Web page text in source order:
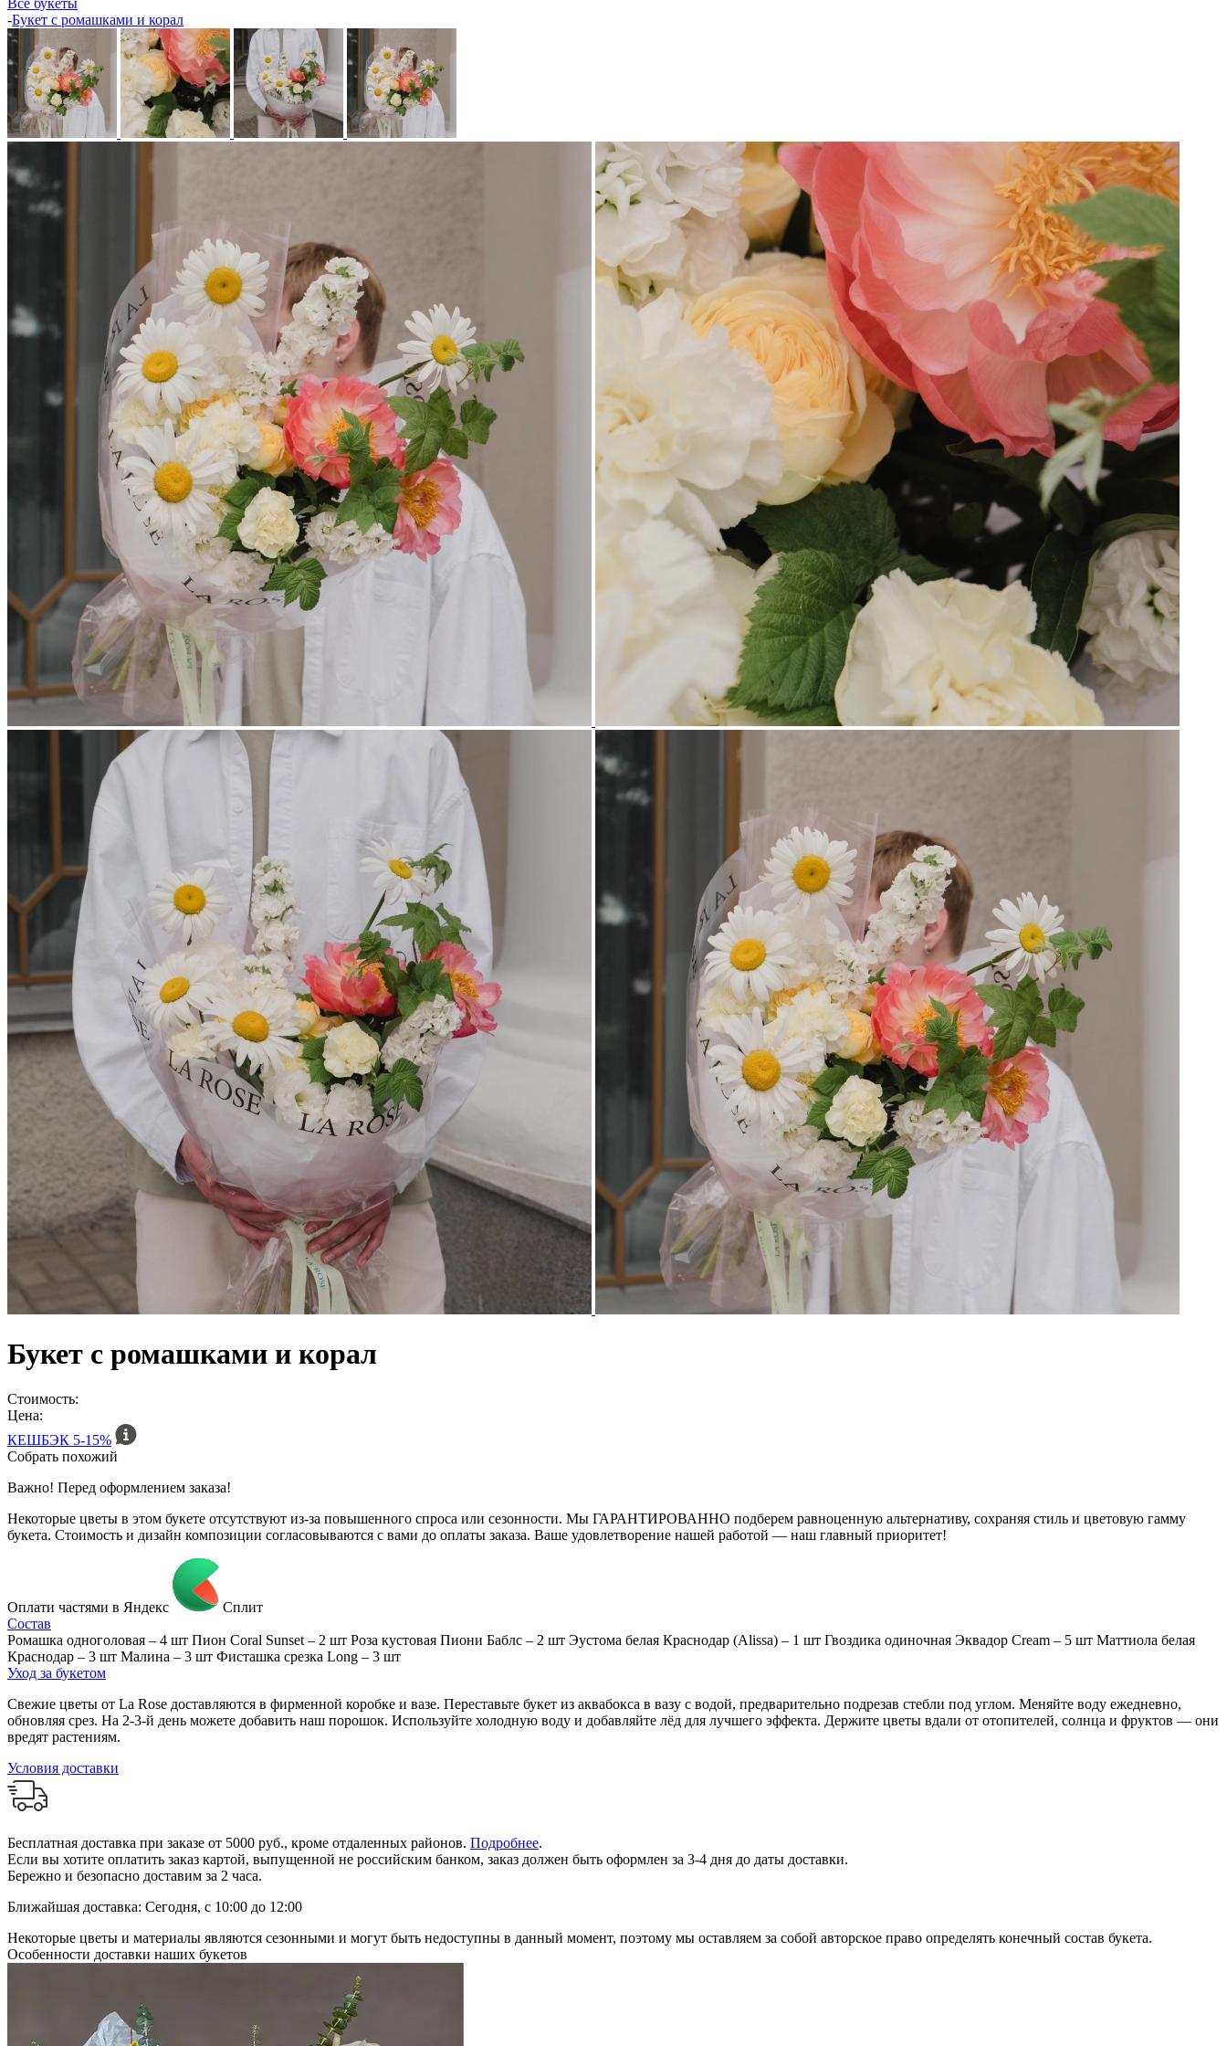
Все букеты
-Букет с ромашками и корал
Букет с ромашками и корал
Стоимость:
Цена:
КЕШБЭК 5-15%
Собрать похожий
Важно! Перед оформлением заказа!
Некоторые цветы в этом букете отсутствуют из-за повышенного спроса или сезонности. Мы ГАРАНТИРОВАННО подберем равноценную альтернативу, сохраняя стиль и цветовую гамму
букета. Стоимость и дизайн композиции согласовываются с вами до оплаты заказа. Ваше удовлетворение нашей работой — наш главный приоритет!
Оплати частями в Яндекс
Сплит
Состав
Ромашка одноголовая – 4 шт Пион Coral Sunset – 2 шт Роза кустовая Пиони Баблс – 2 шт Эустома белая Краснодар (Alissa) – 1 шт Гвоздика одиночная Эквадор Cream – 5 шт Маттиола белая
Краснодар – 3 шт Малина – 3 шт Фисташка срезка Long – 3 шт
Уход за букетом
Свежие цветы от La Rose доставляются в фирменной коробке и вазе. Переставьте букет из аквабокса в вазу с водой, предварительно подрезав стебли под углом. Меняйте воду ежедневно,
обновляя срез. На 2-3-й день можете добавить наш порошок. Используйте холодную воду и добавляйте лёд для лучшего эффекта. Держите цветы вдали от отопителей, солнца и фруктов — они
вредят растениям.
Условия доставки
Бесплатная доставка при заказе от 5000 руб., кроме отдаленных районов. Подробнее.
Если вы хотите оплатить заказ картой, выпущенной не российским банком, заказ должен быть оформлен за 3-4 дня до даты доставки.
Бережно и безопасно доставим за 2 часа.
Ближайшая доставка: Сегодня, с 10:00 до 12:00
Некоторые цветы и материалы являются сезонными и могут быть недоступны в данный момент, поэтому мы оставляем за собой авторское право определять конечный состав букета.
Особенности доставки наших букетов